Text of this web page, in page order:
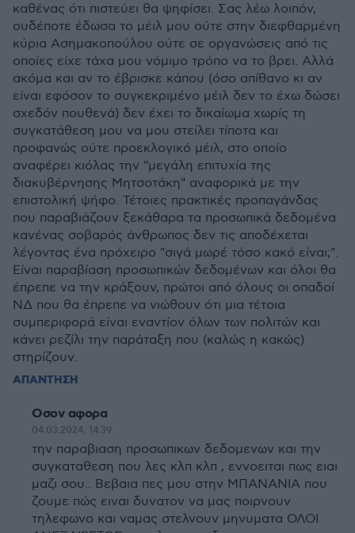
καθένας ότι πιστεύει θα ψηφίσει. Σας λέω λοιπόν,
ουδέποτε έδωσα το μέιλ μου ούτε στην διεφθαρμένη
κύρια Ασημακοπούλου ούτε σε οργανώσεις από τις
οποίες είχε τάχα μου νόμιμο τρόπο να το βρει. Αλλά
ακόμα και αν το έβρισκε κάπου (όσο απίθανο κι αν
είναι εφόσον το συγκεκριμένο μέιλ δεν το έχω δώσει
σχεδόν πουθενά) δεν έχει το δικαίωμα χωρίς τη
συγκατάθεση μου να μου στείλει τίποτα και
προφανώς ούτε προεκλογικό μέιλ, στο οποίο
αναφέρει κιόλας την "μεγάλη επιτυχία της
διακυβέρνησης Μητσοτάκη" αναφορικά με την
επιστολική ψήφο. Τέτοιες πρακτικές προπαγάνδας
που παραβιάζουν ξεκάθαρα τα προσωπικά δεδομένα
κανένας σοβαρός άνθρωπος δεν τις αποδέχεται
λέγοντας ένα πρόχειρο "σιγά μωρέ τόσο κακό είναι;".
Είναι παραβίαση προσωπικών δεδομένων και όλοι θα
έπρεπε να την κράξουν, πρώτοι από όλους οι οπαδοί
ΝΔ που θα έπρεπε να νιώθουν ότι μια τέτοια
συμπεριφορά είναι εναντίον όλων των πολιτών και
κάνει ρεζίλι την παράταξη που (καλώς η κακώς)
στηρίζουν.
ΑΠΑΝΤΗΣΗ
Οσον αφορα
04.03.2024, 14:39
την παραβιαση προσωπικων δεδομενων και την
συγκαταθεση που λες κλπ κλπ , εννοειται πως ειαι
μαζι σου.. Βεβαια πες μου στην ΜΠΑΝΑΝΙΑ που
ζουμε πώς ειναι δυνατον να μας ποιρνουν
τηλεφωνο και ναμας στελνουν μηνυματα ΟΛΟΙ